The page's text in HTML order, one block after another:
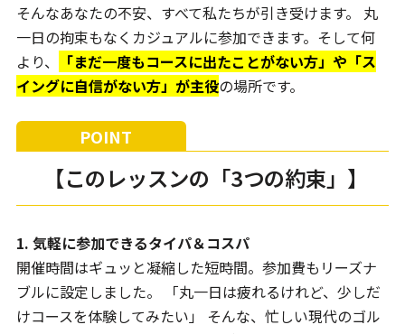
そんなあなたの不安、すべて私たちが引き受けます。 丸
一日の拘束もなくカジュアルに参加できます。そして何
より、
「まだ一度もコースに出たことがない方」や「ス
イングに自信がない方」が主役の場所です。
【このレッスンの「3つの約束」】
1. 気軽に参加できるタイパ＆コスパ
開催時間はギュッと凝縮した短時間。参加費もリーズナ
ブルに設定しました。 「丸一日は疲れるけれど、少しだ
けコースを体験してみたい」 そんな、忙しい現代のゴル